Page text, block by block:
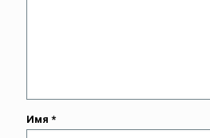
Имя *